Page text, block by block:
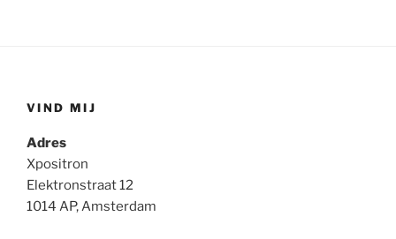
VIND MIJ
Adres
Xpositron
Elektronstraat 12
1014 AP, Amsterdam